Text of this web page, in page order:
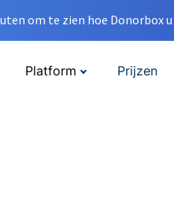
om te zien hoe Donorbox
Platform Prijzen